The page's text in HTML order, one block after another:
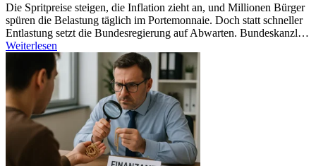
Die Spritpreise steigen, die Inflation zieht an, und Millionen Bürger
spüren die Belastung täglich im Portemonnaie. Doch statt schneller
Entlastung setzt die Bundesregierung auf Abwarten. Bundeskanzl…
Weiterlesen